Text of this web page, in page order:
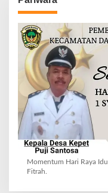
Momentum Hari Raya
Fitrah.